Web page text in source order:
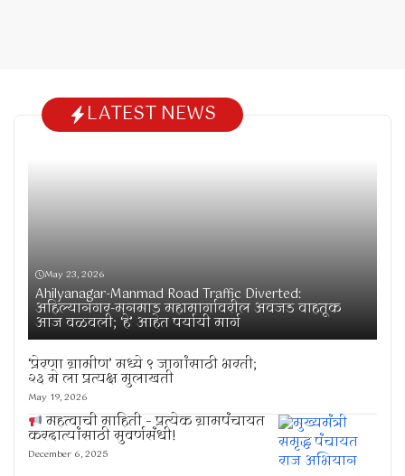
LATEST NEWS
May 23, 2026
Ahilyanagar-Manmad Road Traffic Diverted:
अहिल्यानगर-मनमाड महामार्गावरील अवजड वाहतूक
आज वळवली; ‘हे’ आहेत पर्यायी मार्ग
‘प्रेरणा ग्रामीण’ मध्ये ९ जागांसाठी भरती;
२३ मे ला प्रत्यक्ष मुलाखती
May 19, 2026
महत्वाची माहिती – प्रत्येक ग्रामपंचायत
करदात्यांसाठी सुवर्णसंधी!
December 6, 2025